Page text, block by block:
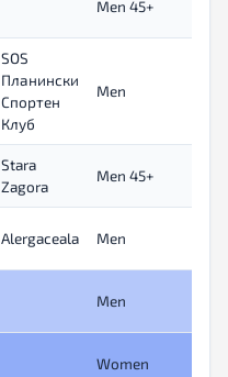
Men 45+
SOS
Планински
Спортен
Клуб
Men
Stara
Zagora
Men 45+
Alergaceala Men
Men
Women